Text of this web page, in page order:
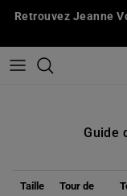
Retrouvez Jeanne
Guide
Taille
Tour de